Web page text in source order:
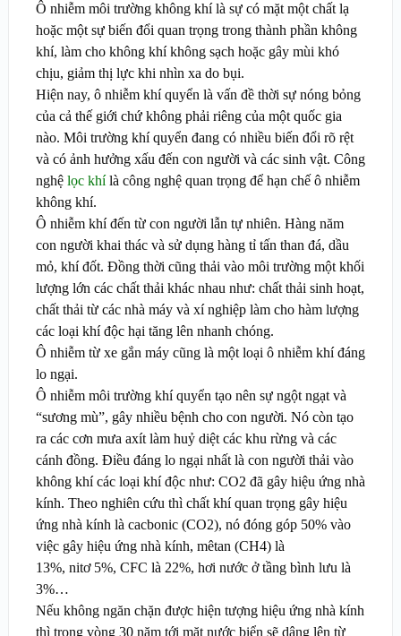
Ô nhiễm môi trường không khí là sự có mặt một chất lạ
hoặc một sự biến đổi quan trọng trong thành phần không
khí, làm cho không khí không sạch hoặc gây mùi khó
chịu, giảm thị lực khi nhìn xa do bụi.
Hiện nay, ô nhiễm khí quyển là vấn đề thời sự nóng bỏng
của cả thế giới chứ không phải riêng của một quốc gia
nào. Môi trường khí quyển đang có nhiều biến đổi rõ rệt
và có ảnh hưởng xấu đến con người và các sinh vật. Công
nghệ lọc khílà công nghệ quan trọng để hạn chế ô nhiễm
không khí.
Ô nhiễm khí đến từ con người lẫn tự nhiên. Hàng năm
con người khai thác và sử dụng hàng tỉ tấn than đá, dầu
mỏ, khí đốt. Đồng thời cũng thải vào môi trường một khối
lượng lớn các chất thải khác nhau như: chất thải sinh hoạt,
chất thải từ các nhà máy và xí nghiệp làm cho hàm lượng
các loại khí độc hại tăng lên nhanh chóng.
Ô nhiễm từ xe gắn máy cũng là một loại ô nhiễm khí đáng
lo ngại.
Ô nhiễm môi trường khí quyển tạo nên sự ngột ngạt và
“sương mù”, gây nhiều bệnh cho con người. Nó còn tạo
ra các cơn mưa axít làm huỷ diệt các khu rừng và các
cánh đồng. Điều đáng lo ngại nhất là con người thải vào
không khí các loại khí độc như: CO2 đã gây hiệu ứng nhà
kính. Theo nghiên cứu thì chất khí quan trọng gây hiệu
ứng nhà kính là cacbonic (CO2), nó đóng góp 50% vào
việc gây hiệu ứng nhà kính, mêtan (CH4) là
13%, nitơ 5%, CFC là 22%, hơi nước ở tầng bình lưu là
3%…
Nếu không ngăn chặn được hiện tượng hiệu ứng nhà kính
thì trong vòng 30 năm tới mặt nước biển sẽ dâng lên từ